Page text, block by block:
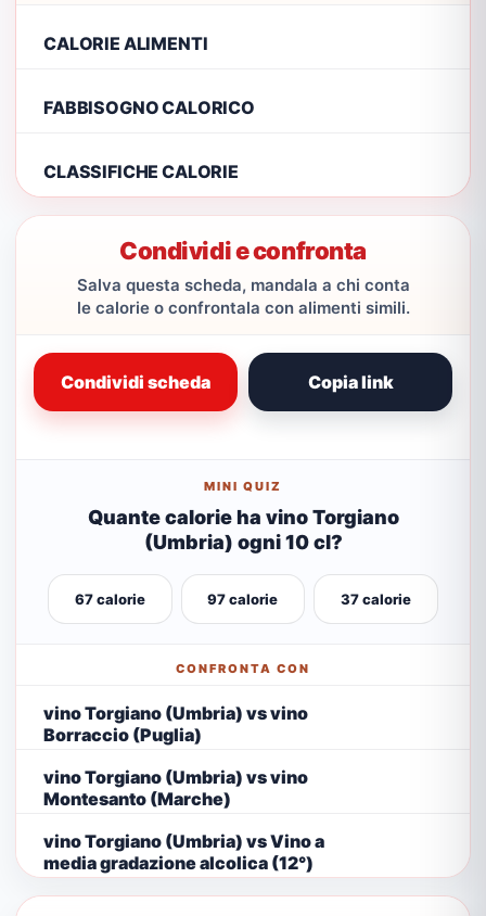
CALORIE ALIMENTI
FABBISOGNO CALORICO
CLASSIFICHE CALORIE
Condividi e confronta
Salva questa scheda, mandala a chi conta
le calorie o confrontala con alimenti simili.
Condividi scheda Copia link
MINI QUIZ
Quante calorie ha vino Torgiano
(Umbria) ogni 10 cl?
67 calorie 97 calorie 37 calorie
CONFRONTA CON
vino Torgiano (Umbria) vs vino
Borraccio (Puglia)
vino Torgiano (Umbria) vs vino
Montesanto (Marche)
vino Torgiano (Umbria) vs Vino a
media gradazione alcolica (12°)